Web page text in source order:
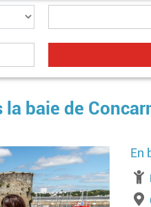
baie de
Image